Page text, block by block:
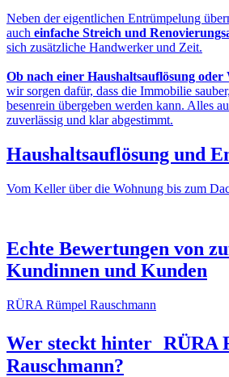
Neben der eigentlichen Entrümpelung
auch einfache Streich und
sich zusätzliche Handwerker und Zeit.
Ob nach einer Haushaltsauflösung oder
wir sorgen dafür, dass die Immobilie
besenrein übergeben werden kann. Alles
zuverlässig und klar abgestimmt.
Haushaltsauflösung und
Vom Keller über die Wohnung bis zum
NACHHER
Echte Bewertungen von
Kundinnen und Kunden
RÜRA Rümpel Rauschmann
Wer steckt hinter RÜRA
Rauschmann?